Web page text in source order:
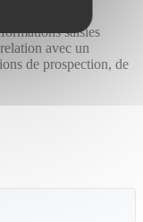
saisies
avec un
de prospection, de